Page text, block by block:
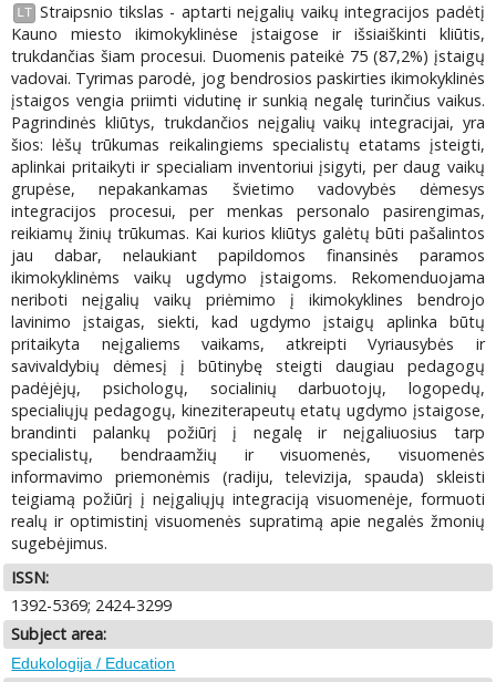
LT Straipsnio tikslas - aptarti neįgalių vaikų integracijos padėtį
Kauno miesto ikimokyklinėse įstaigose ir išsiaiškinti kliūtis,
trukdančias šiam procesui. Duomenis pateikė 75 (87,2%) įstaigų
vadovai. Tyrimas parodė, jog bendrosios paskirties ikimokyklinės
įstaigos vengia priimti vidutinę ir sunkią negalę turinčius vaikus.
Pagrindinės kliūtys, trukdančios neįgalių vaikų integracijai, yra
šios: lėšų trūkumas reikalingiems specialistų etatams įsteigti,
aplinkai pritaikyti ir specialiam inventoriui įsigyti, per daug vaikų
grupėse, nepakankamas švietimo vadovybės dėmesys
integracijos procesui, per menkas personalo pasirengimas,
reikiamų žinių trūkumas. Kai kurios kliūtys galėtų būti pašalintos
jau dabar, nelaukiant papildomos finansinės paramos
ikimokyklinėms vaikų ugdymo įstaigoms. Rekomenduojama
neriboti neįgalių vaikų priėmimo į ikimokyklines bendrojo
lavinimo įstaigas, siekti, kad ugdymo įstaigų aplinka būtų
pritaikyta neįgaliems vaikams, atkreipti Vyriausybės ir
savivaldybių dėmesį į būtinybę steigti daugiau pedagogų
padėjėjų, psichologų, socialinių darbuotojų, logopedų,
specialiųjų pedagogų, kineziterapeutų etatų ugdymo įstaigose,
brandinti palankų požiūrį į negalę ir neįgaliuosius tarp
specialistų, bendraamžių ir visuomenės, visuomenės
informavimo priemonėmis (radiju, televizija, spauda) skleisti
teigiamą požiūrį į neįgaliųjų integraciją visuomenėje, formuoti
realų ir optimistinį visuomenės supratimą apie negalės žmonių
sugebėjimus.
ISSN:
1392-5369; 2424-3299
Subject area:
Edukologija / Education